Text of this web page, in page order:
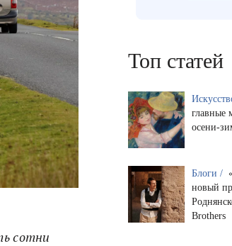
сотни
Топ статей
главные
осени-
Блоги /
новый
Brothers